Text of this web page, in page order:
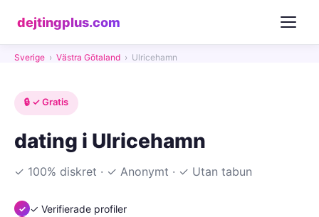
dejtingplus.com
Sverige › Västra Götaland › Ulricehamn
🔒 ✓ Gratis
dating i Ulricehamn
✓ 100% diskret · ✓ Anonymt · ✓ Utan tabun
✓ Verifierade profiler